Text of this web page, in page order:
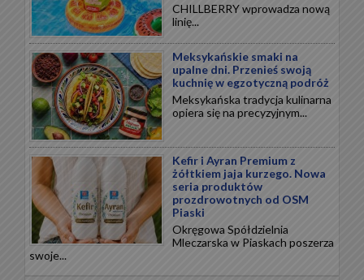
CHILLBERRY wprowadza nową
linię...
Meksykańskie smaki na
upalne dni. Przenieś swoją
kuchnię w egzotyczną podróż
Meksykańska tradycja kulinarna
opiera się na precyzyjnym...
Kefir i Ayran Premium z
żółtkiem jaja kurzego. Nowa
seria produktów
prozdrowotnych od OSM
Piaski
Okręgowa Spółdzielnia
Mleczarska w Piaskach poszerza
swoje...